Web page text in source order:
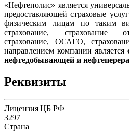
«Нефтеполис» является
предоставляющей страховые
физическим лицам по таким
страхование, страхование
страхование, ОСАГО,
направлением компании является
нефтедобывающей и
Реквизиты
Лицензия ЦБ РФ
3297
Страна